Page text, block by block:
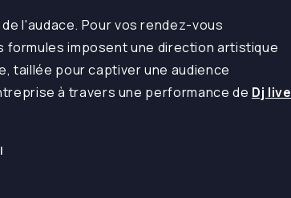
l'audace. Pour vos rendez-vous
formules imposent une direction artistique
taillée pour captiver une audience
à travers une performance de Dj live